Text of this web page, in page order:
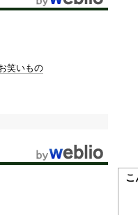
笑いもの
こ